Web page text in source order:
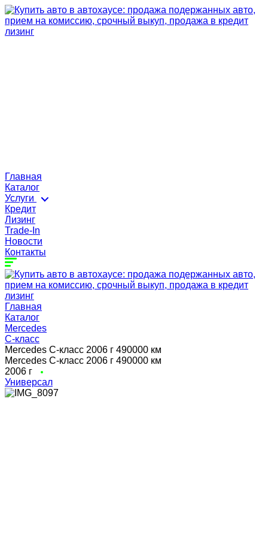
Главная
Каталог
Услуги
Кредит
Лизинг
Trade-In
Новости
Контакты
Главная
Каталог
Mercedes
C-класс
Mercedes C-класс 2006 г 490000 км
Mercedes C-класс 2006 г 490000 км
2006 г
Универсал